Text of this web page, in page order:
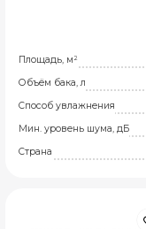
Площадь, м²
Объём бака, л
Способ увлажнения
Мин. уровень шума, дБ
Страна